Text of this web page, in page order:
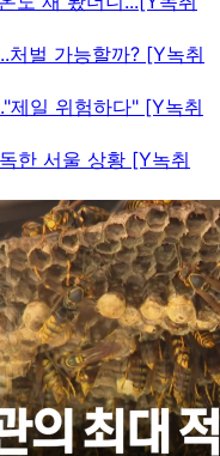
처벌 가능할까? [Y녹취
제일 위험하다" [Y녹취
한 서울 상황 [Y녹취